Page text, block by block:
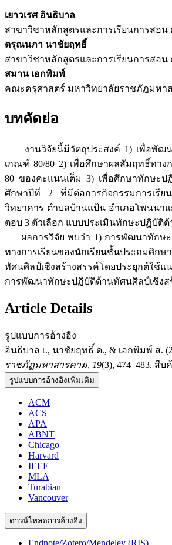
เยาวเรศ อินธิบาล
สาขาวิชาหลักสูตรและการเรียนการส
ดรุณนภา นาชัยฤทธิ์
สาขาวิชาหลักสูตรและการเรียนการส
สมาน เอกพิมพ์
คณะครุศาสตร์ มหาวิทยาลัยราชภัฏมหา
บทคัดย่อ
งานวิจัยนี้มีวัตถุประสงค์ 1) เพื่อพัฒนา
เกณฑ์ 80/80 2) เพื่อศึกษาผลสัมฤทธิ์ทา
80 ของคะแนนเต็ม 3) เพื่อศึกษาทักษะป
ศึกษาปีที่ 2 ที่มีต่อการกิจกรรมการเรีย
วิทยาคาร ตำบลบ้านแป้น อำเภอโพนนา
ตอบ 3 ตัวเลือก แบบประเมินทักษะปฏิบัติ
ผลการวิจัย พบว่า 1) การพัฒนาทักษะป
ทางการเรียนของนักเรียนชั้นประถมศึก
ทัศนศิลป์เชิงสร้างสรรค์โดยประยุกต์ใช้
การพัฒนาทักษะปฏิบัติด้านทัศนศิลป์เชิงส
Article Details
รูปแบบการอ้างอิง
อินธิบาล เ., นาชัยฤทธิ์ ด., & เอกพิมพ์ ส.
ราชภัฏมหาสารคาม, 19(3), 474–483. สืบ
รูปแบบการอ้างอิงเพิ่มเติม
ACM
ACS
APA
ABNT
Chicago
Harvard
IEEE
MLA
Turabian
Vancouver
ดาวน์โหลดการอ้างอิง